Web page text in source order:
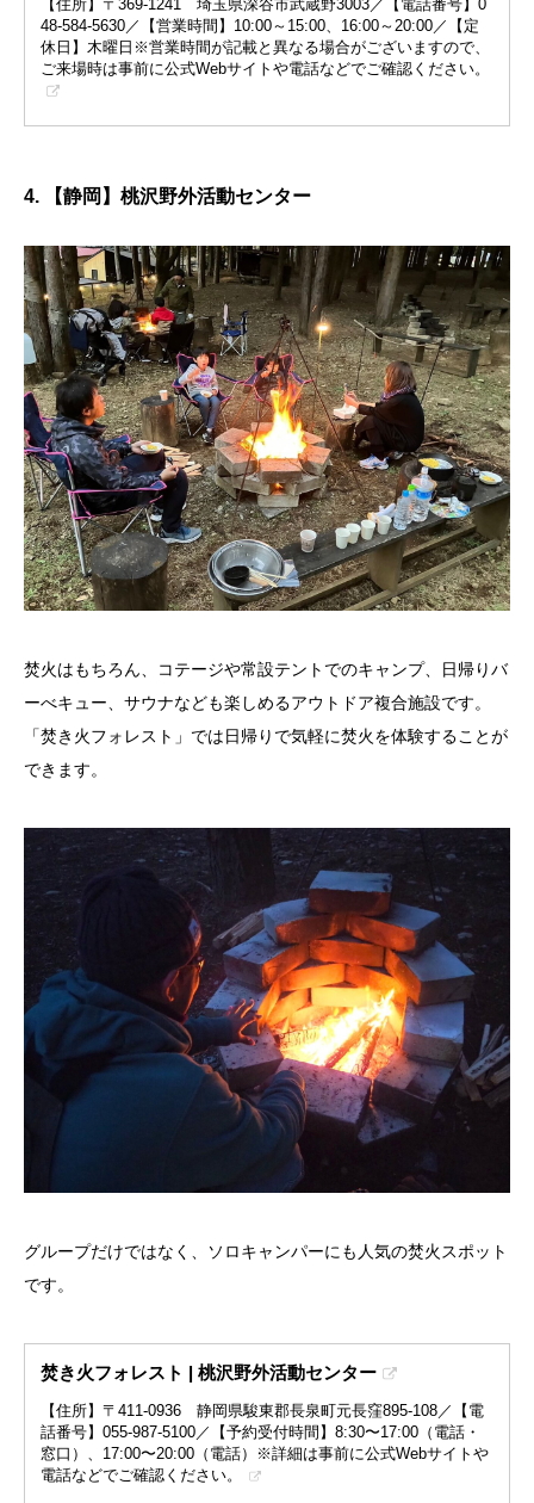
【住所】〒369-1241 埼玉県深谷市武蔵野3003／【電話番号】0
48-584-5630／【営業時間】10:00～15:00、16:00～20:00／【定
休日】木曜日※営業時間が記載と異なる場合がございますので、
ご来場時は事前に公式Webサイトや電話などでご確認ください。
4. 【静岡】桃沢野外活動センター
焚火はもちろん、コテージや常設テントでのキャンプ、日帰りバ
ーべキュー、サウナなども楽しめるアウトドア複合施設です。
「焚き火フォレスト」では日帰りで気軽に焚火を体験することが
できます。
グループだけではなく、ソロキャンパーにも人気の焚火スポット
です。
焚き火フォレスト | 桃沢野外活動センター
【住所】〒411-0936 静岡県駿東郡長泉町元長窪895-108／【電
話番号】055-987-5100／【予約受付時間】8:30〜17:00（電話・
窓口）、17:00〜20:00（電話）※詳細は事前に公式Webサイトや
電話などでご確認ください。